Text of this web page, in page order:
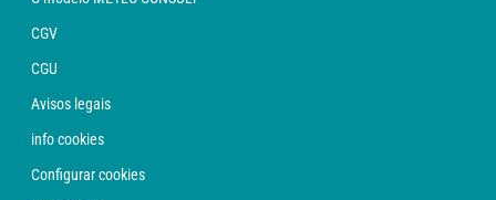
CGV
CGU
Avisos legais
info cookies
Configurar cookies